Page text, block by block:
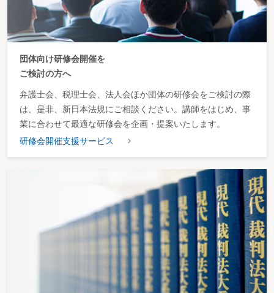
団体向け研修会開催を
ご検討の方へ
弁護士会、税理士会、法人会ほか団体の研修会をご検討の際
は、是非、新日本法規にご相談ください。講師をはじめ、事
業に合わせて最適な研修会を企画・提案いたします。
研修会開催支援サービス